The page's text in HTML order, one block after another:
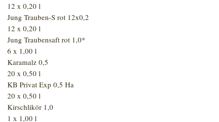
12 x 0,20 l
Jung Trauben-S rot 12x0,2
12 x 0,20 l
Jung Traubensaft rot 1,0*
6 x 1,00 l
Karamalz 0,5
20 x 0,50 l
KB Privat Exp 0,5 Ha
20 x 0,50 l
Kirschlikör 1,0
1 x 1,00 l